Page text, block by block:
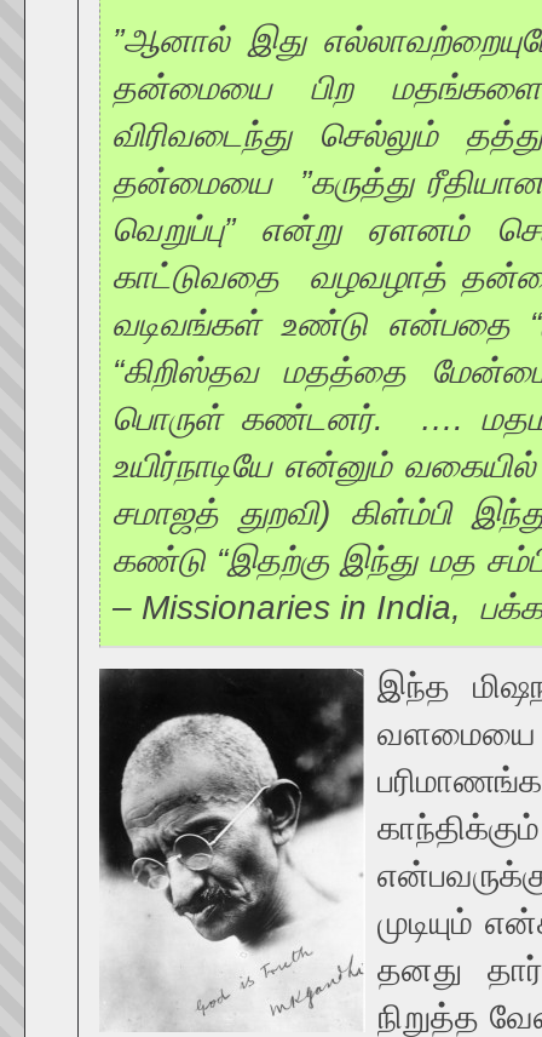
”ஆனால் இது
தன்மையை பிற மதங்களை
விரிவடைந்து செல்லும்
தன்மையை ”கருத்து
வெறுப்பு” என்று ஏளனம்
காட்டுவதை வழவழாத்
வடிவங்கள் உண்டு என்பதை
“கிறிஸ்தவ மதத்தை
பொருள் கண்டனர். ….
உயிர்நாடியே என்னும்
சமாஜத் துறவி) கிள்ம்பி
கண்டு “இதற்கு இந்து மத
– Missionaries in India,
இந்த
வளமையை
முடியும்
தனது
நிறுத்த